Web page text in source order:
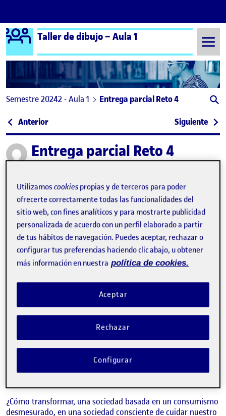
Saltar al contenido
Logo Ágora
Taller de dibujo – Aula 1
Semestre 20242 - Aula 1 Entrega parcial Reto 4
Navegación de entradas
Anterior: ENTREGA PARCIAL PRÁCTICA Siguiente:
Publicado porEntrega parcial Reto 4
Publicado por
CONSUMISMO DESMESURADO VS SOSTENIBILIDAD
¿Cómo transformar, una sociedad basada en un consumismo
desmesurado, en una sociedad consciente de cuidar nuestro
Utilizamoscookies propias y de terceros para poder
ofrecerte correctamente todas las funcionalidades del
sitio web, con fines analíticos y para mostrarte publicidad
personalizada de acuerdo con un perfil elaborado a partir
de tus hábitos de navegación. Puedes aceptar, rechazar o
configurar tus preferencias haciendo clic abajo, u obtener
más información en nuestra política de cookies.
Rechazar
Aceptar
Configurar